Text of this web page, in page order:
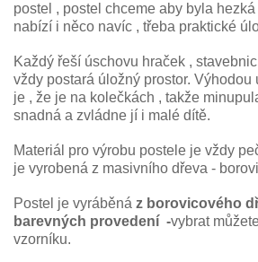
postel , postel chceme aby byla
nabízí i něco navíc , třeba praktické
Každý řeší úschovu hraček ,
vždy postará úložný prostor. Výhodou
je , že je na kolečkách , takže
snadná a zvládne jí i malé dítě.
Materiál pro výrobu postele je vždy
je vyrobená z masivního dřeva -
Postel je vyráběná z borovicového
barevných provedení -vybrat
vzorníku.